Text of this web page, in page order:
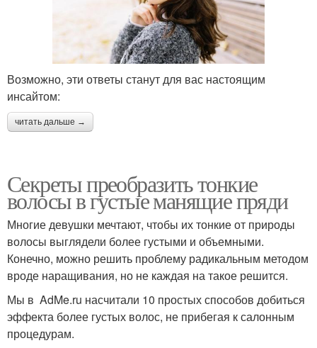
Возможно, эти ответы станут для вас настоящим
инсайтом:
читать дальше →
Секреты преобразить тонкие
волосы в густые манящие пряди
Многие девушки мечтают, чтобы их тонкие от природы
волосы выглядели более густыми и объемными.
Конечно, можно решить проблему радикальным методом
вроде наращивания, но не каждая на такое решится.
Мы в AdMe.ru насчитали 10 простых способов добиться
эффекта более густых волос, не прибегая к салонным
процедурам.